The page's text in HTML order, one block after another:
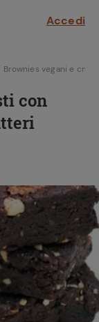
Accedi
Brownies vegani e
con